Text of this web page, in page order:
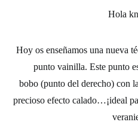
Hola
Hoy os enseñamos una nueva
punto vainilla. Este punto
bobo (punto del derecho) con
precioso efecto calado…¡ideal